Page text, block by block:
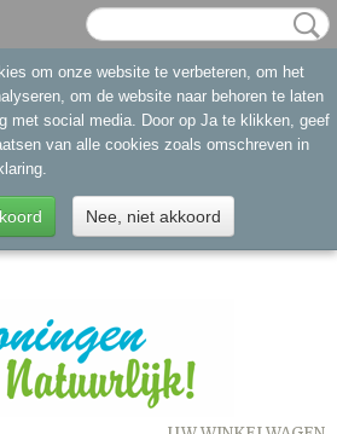
om onze website te verbeteren, om het
om de website naar behoren te laten
met social media. Door op Ja te klikken, geef
van alle cookies zoals omschreven in
Nee, niet akkoord